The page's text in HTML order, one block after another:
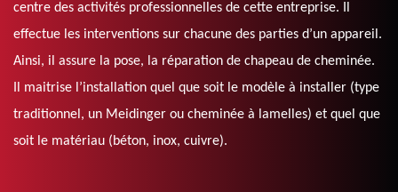
centre des activités professionnelles de cette entreprise. Il
effectue les interventions sur chacune des parties d’un appareil.
Ainsi, il assure la pose, la réparation de chapeau de cheminée.
Il maitrise l’installation quel que soit le modèle à installer (type
traditionnel, un Meidinger ou cheminée à lamelles) et quel que
soit le matériau (béton, inox, cuivre).